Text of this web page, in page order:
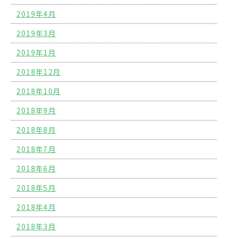
2019年4月
2019年3月
2019年1月
2018年12月
2018年10月
2018年9月
2018年8月
2018年7月
2018年6月
2018年5月
2018年4月
2018年3月